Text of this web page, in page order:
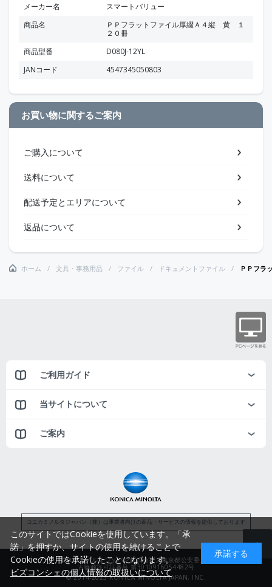
メーカー名
スマートバリュー
商品名
ＰＰフラットファイル厚綴Ａ４縦 黄 １
２０冊
商品型番
D080J-12YL
JANコード
4547345050803
お買い物に関するご案内
ご購入について
送料について
配送予定とエリアについて
返品について
ホーム 文具・事務用品 ファイル ドキュメントファイル ＰＰフラ
ご利用ガイド
当サイトについて
ご案内
コニカミノルタジャパン（株）は事業者向けの商品・サービスの情報を提供しております
コニカミノルタジャパン株式会社／東京都公安委員会
古物商許可証番号 第3010916054482号
© 2014-2025 KONICA MINOLTA JAPAN, INC.
このサイトではCookieを使用しています。「承
諾」を押すか、サイトの使用を続けることで
Cookieの使用を承諾したことになります。
ビズコンシェの個人情報の取扱いについて
承諾する